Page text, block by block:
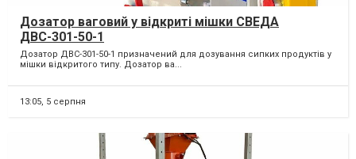
Дозатор ваговий у відкриті мішки СВЕДА
ДВС-301-50-1
Дозатор ДВС-301-50-1 призначений для дозування сипких продуктів у
мішки відкритого типу. Дозатор ва...
13:05, 5 серпня